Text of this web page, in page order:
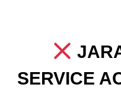
SERVICE